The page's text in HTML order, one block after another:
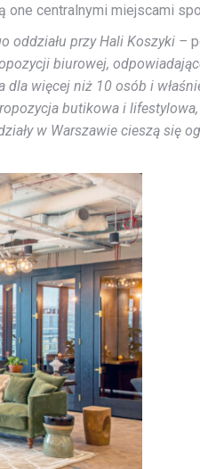
centralnymi miejscami
oddziału przy Hali Koszyki –
biurowej,
więcej niż 10 osób i
butikowa i
w Warszawie cieszą się